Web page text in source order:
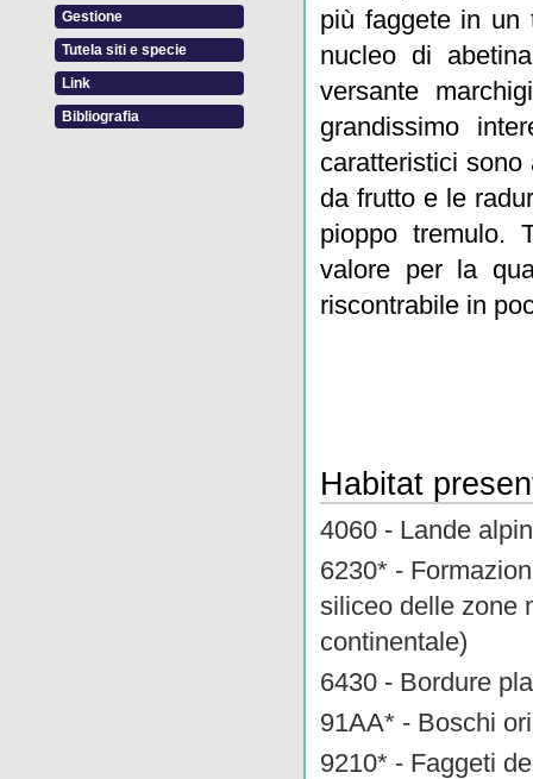
Gestione
Tutela siti e specie
Link
Bibliografia
più faggete in un
nucleo di
versante
grandissimo
caratteristici
da frutto e le
pioppo tremulo.
valore per la
riscontrabile in
Habitat
4060 - Lande
6230* -
siliceo delle zone
continentale)
6430 - Bordure
91AA* - Boschi
9210* - Faggeti